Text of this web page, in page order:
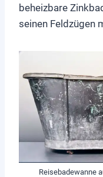
beheizbare
seinen Feldzügen
Reisebadewanne